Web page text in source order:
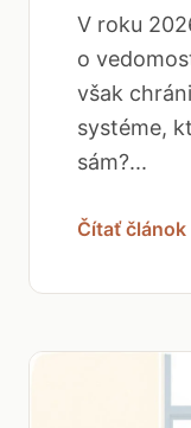
V roku
o
však
systéme,
sám?...
Čítať